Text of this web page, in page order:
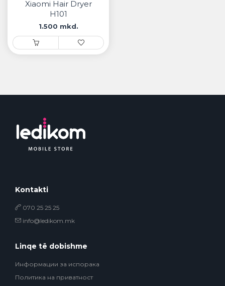
Xiaomi Hair Dryer
H101
1.500 mkd.
Kontakti
070 25 25 25
info@ledikom.mk
Linqe të dobishme
Информации за испорака
Политика на приватност